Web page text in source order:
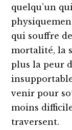
quelqu’un
qui souffre
mortalité, la
plus la peur
venir pour
moins
traversent.